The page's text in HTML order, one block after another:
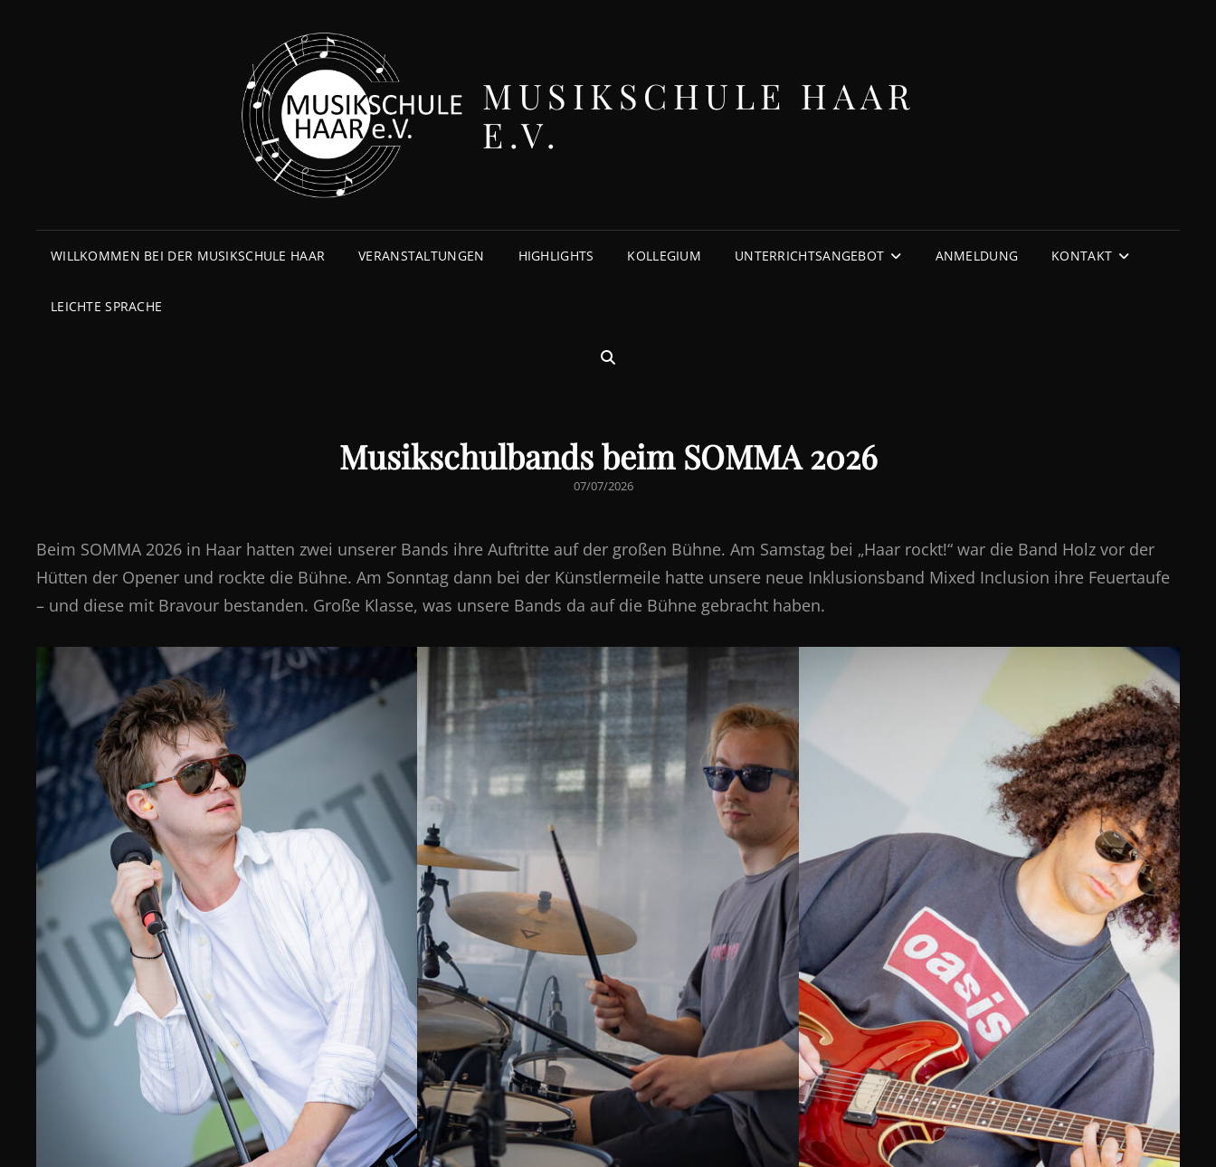
MUSIKSCHULE HAAR
E.V.
WILLKOMMEN BEI DER MUSIKSCHULE HAAR VERANSTALTUNGEN HIGHLIGHTS KOLLEGIUM UNTERRICHTSANGEBOT ANMELDUNG KONTAKT
LEICHTE SPRACHE
SEARCH
Musikschulbands beim SOMMA 2026
POSTED
07/07/2026
Beim SOMMA 2026 in Haar hatten zwei unserer Bands ihre Auftritte auf der großen Bühne. Am Samstag bei „Haar rockt!“ war die Band Holz vor der
Hütten der Opener und rockte die Bühne. Am Sonntag dann bei der Künstlermeile hatte unsere neue Inklusionsband Mixed Inclusion ihre Feuertaufe
– und diese mit Bravour bestanden. Große Klasse, was unsere Bands da auf die Bühne gebracht haben.